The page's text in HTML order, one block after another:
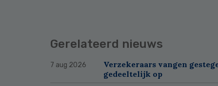
Gerelateerd nieuws
7 aug 2026
Verzekeraars vangen
gedeeltelijk op